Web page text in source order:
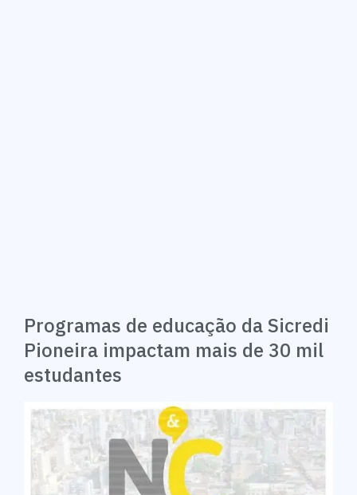
Programas de educação da Sicredi
Pioneira impactam mais de 30 mil
estudantes